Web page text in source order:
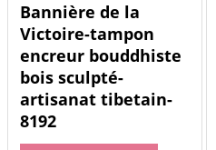
Bannière de la
Victoire-tampon
encreur bouddhiste
bois sculpté-
artisanat tibetain-
8192